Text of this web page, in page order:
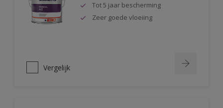
Tot 5 jaar bescherming
Zeer goede vloeiing
Vergelijk